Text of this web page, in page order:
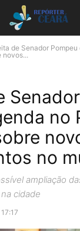
de Senador
novos...
no
no
ampliação
cidade